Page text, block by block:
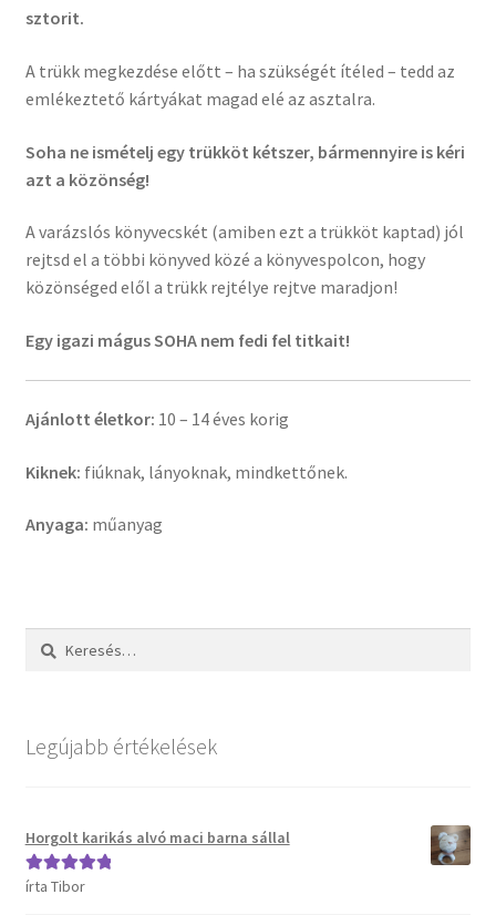
sztorit.
A trükk megkezdése előtt – ha szükségét ítéled – tedd az
emlékeztető kártyákat magad elé az asztalra.
Soha ne ismételj egy trükköt kétszer, bármennyire is kéri
azt a közönség!
A varázslós könyvecskét (amiben ezt a trükköt kaptad) jól
rejtsd el a többi könyved közé a könyvespolcon, hogy
közönséged elől a trükk rejtélye rejtve maradjon!
Egy igazi mágus SOHA nem fedi fel titkait!
Ajánlott életkor: 10 – 14 éves korig
Kiknek: fiúknak, lányoknak, mindkettőnek.
Anyaga: műanyag
Keresés:
Legújabb értékelések
Horgolt karikás alvó maci barna sállal
Értékelés:
írta Tibor